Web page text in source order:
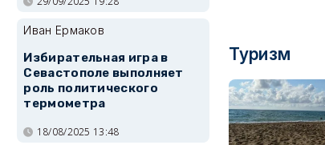
Туризм
Иван Ермаков
Избирательная игра в
Севастополе выполняет
роль политического
термометра
18/08/2025 13:48